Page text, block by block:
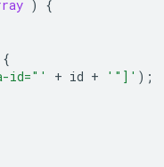
)
{
{
id="' + id + '"]' );